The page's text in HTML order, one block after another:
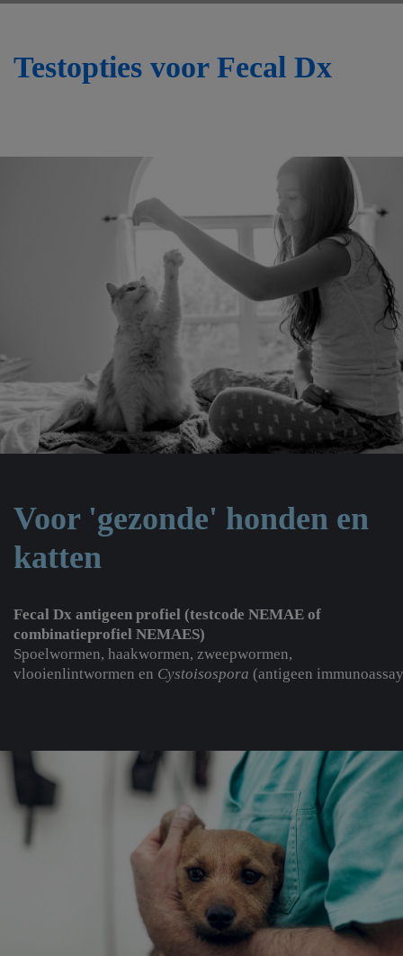
Testopties voor Fecal Dx
Voor 'gezonde' honden en
katten
Fecal Dx antigeen profiel (testcode NEMAE of
combinatieprofiel NEMAES)
Spoelwormen, haakwormen, zweepwormen,
vlooienlintwormen en Cystoisospora (antigeen